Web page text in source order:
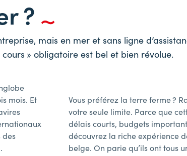
?
mais en mer et sans ligne
» obligatoire est bel et bien révolue.
mois. Et
des
Vous préférez la terre ferme ?
votre seule limite. Parce que
délais courts, budgets
découvrez la riche expérience
belge. On parie qu’ils ont tous